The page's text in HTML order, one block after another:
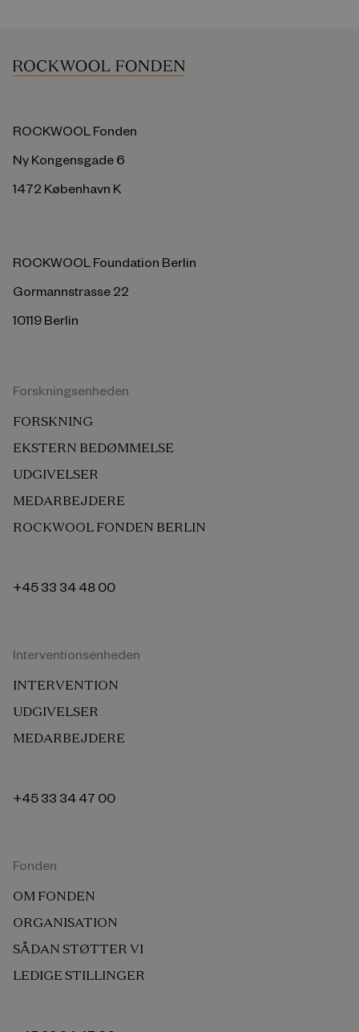
ROCKWOOL Fonden
Ny Kongensgade 6
1472 København K
ROCKWOOL Foundation Berlin
Gormannstrasse 22
10119 Berlin
Forskningsenheden
FORSKNING
EKSTERN BEDØMMELSE
UDGIVELSER
MEDARBEJDERE
ROCKWOOL FONDEN BERLIN
+45 33 34 48 00
Interventionsenheden
INTERVENTION
UDGIVELSER
MEDARBEJDERE
+45 33 34 47 00
Fonden
OM FONDEN
ORGANISATION
SÅDAN STØTTER VI
LEDIGE STILLINGER